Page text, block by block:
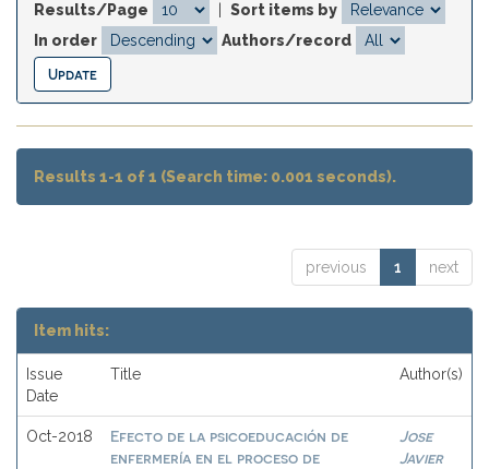
Results/Page
Sort items by
In order
Authors/record
Results 1-1 of 1 (Search time: 0.001 seconds).
previous 1 next
Item hits:
Issue
Date
Title Author(s)
Oct-2018
Efecto de la psicoeducación de
enfermería en el proceso de
Jose
Javier